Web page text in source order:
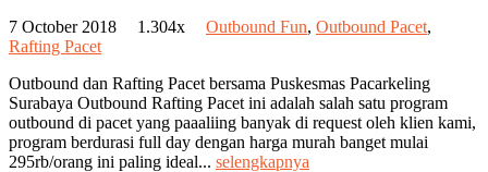
7 October 2018 1.304x Outbound Fun, Outbound Pacet,
Rafting Pacet
Outbound dan Rafting Pacet bersama Puskesmas Pacarkeling
Surabaya Outbound Rafting Pacet ini adalah salah satu program
outbound di pacet yang paaaliing banyak di request oleh klien kami,
program berdurasi full day dengan harga murah banget mulai
295rb/orang ini paling ideal... selengkapnya